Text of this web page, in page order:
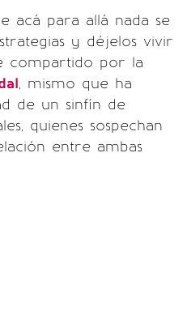
acá para allá nada se
y déjelos vivir
compartido por la
, mismo que ha
de un sinfín de
quienes sospechan
entre ambas